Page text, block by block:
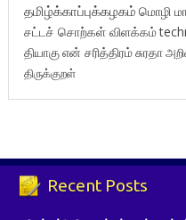
தமிழ்க்காப்புக்கழகம் மொழி
சட்டச் சொற்கள் விளக்கம்
தியாகுஎன் சரித்திரம்சுரதா
திருக்குறள்
Recent Posts